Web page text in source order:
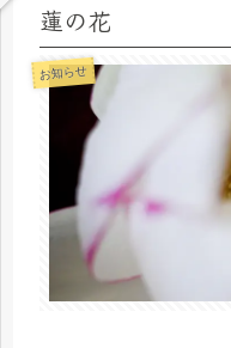
蓮の花
お知らせ